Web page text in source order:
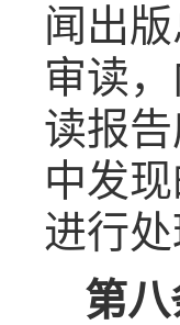
闻出
审读
读报
中发
进行
第